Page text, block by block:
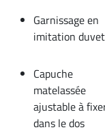
Garnissage en
imitation duvet
Capuche
matelassée
ajustable à
dans le dos